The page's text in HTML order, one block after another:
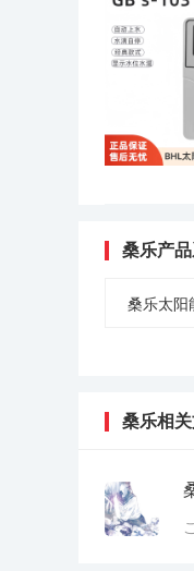
桑乐产品
桑乐太阳
桑乐相